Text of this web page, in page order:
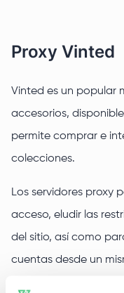
Proxy Vinted
Vinted es un popular
accesorios,
permite comprar e
colecciones.
Los servidores proxy
acceso, eludir las
del sitio, así como
cuentas desde un